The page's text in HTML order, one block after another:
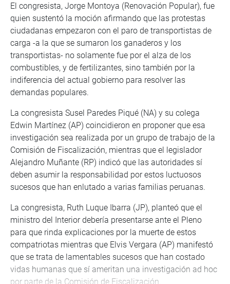
El congresista, Jorge Montoya (Renovación Popular), fue
quien sustentó la moción afirmando que las protestas
ciudadanas empezaron con el paro de transportistas de
carga -a la que se sumaron los ganaderos y los
transportistas- no solamente fue por el alza de los
combustibles, y de fertilizantes, sino también por la
indiferencia del actual gobierno para resolver las
demandas populares.
La congresista Susel Paredes Piqué (NA) y su colega
Edwin Martínez (AP) coincidieron en proponer que esa
investigación sea realizada por un grupo de trabajo de la
Comisión de Fiscalización, mientras que el legislador
Alejandro Muñante (RP) indicó que las autoridades sí
deben asumir la responsabilidad por estos luctuosos
sucesos que han enlutado a varias familias peruanas.
La congresista, Ruth Luque Ibarra (JP), planteó que el
ministro del Interior debería presentarse ante el Pleno
para que rinda explicaciones por la muerte de estos
compatriotas mientras que Elvis Vergara (AP) manifestó
que se trata de lamentables sucesos que han costado
vidas humanas que sí ameritan una investigación ad hoc
por parte de la Comisión de Fiscalización.